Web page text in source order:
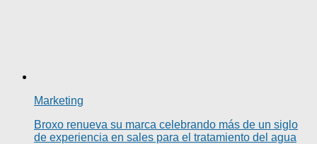
Marketing
Broxo renueva su marca celebrando más de un siglo
de experiencia en sales para el tratamiento del agua